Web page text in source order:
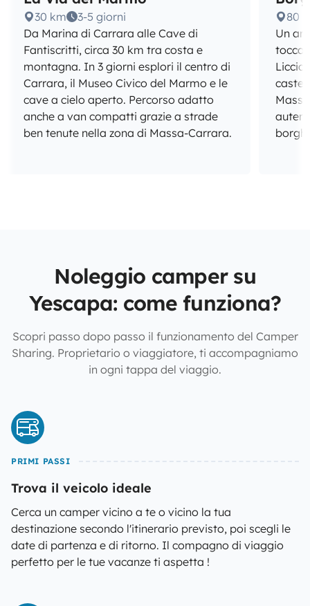
30 km
3-5 giorni
Da Marina di Carrara alle Cave di
Fantiscritti, circa 30 km tra costa e
montagna. In 3 giorni esplori il centro di
Carrara, il Museo Civico del Marmo e le
cave a cielo aperto. Percorso adatto
anche a van compatti grazie a strade
ben tenute nella zona di Massa-Carrara.
80
Un
Noleggio camper su
Yescapa: come funziona?
Scopri passo dopo passo il funzionamento del Camper
Sharing. Proprietario o viaggiatore, ti accompagniamo
in ogni tappa del viaggio.
PRIMI PASSI
Trova il veicolo ideale
Cerca un camper vicino a te o vicino la tua
destinazione secondo l'itinerario previsto, poi scegli le
date di partenza e di ritorno. Il compagno di viaggio
perfetto per le tue vacanze ti aspetta !